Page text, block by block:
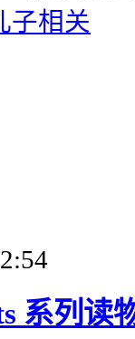
子相关
系列读